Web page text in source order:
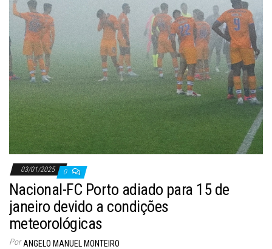
03/01/2025 0
Nacional-FC Porto adiado para 15 de
janeiro devido a condições
meteorológicas
Por ANGELO MANUEL MONTEIRO